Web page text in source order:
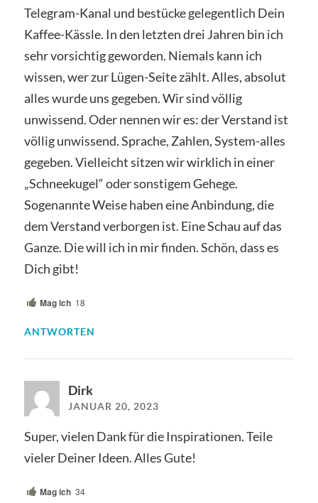
Telegram-Kanal und bestücke gelegentlich Dein
Kaffee-Kässle. In den letzten drei Jahren bin ich
sehr vorsichtig geworden. Niemals kann ich
wissen, wer zur Lügen-Seite zählt. Alles, absolut
alles wurde uns gegeben. Wir sind völlig
unwissend. Oder nennen wir es: der Verstand ist
völlig unwissend. Sprache, Zahlen, System-alles
gegeben. Vielleicht sitzen wir wirklich in einer
„Schneekugel“ oder sonstigem Gehege.
Sogenannte Weise haben eine Anbindung, die
dem Verstand verborgen ist. Eine Schau auf das
Ganze. Die will ich in mir finden. Schön, dass es
Dich gibt!
Mag ich 18
ANTWORTEN
Dirk
JANUAR 20, 2023
Super, vielen Dank für die Inspirationen. Teile
vieler Deiner Ideen. Alles Gute!
Mag ich 34